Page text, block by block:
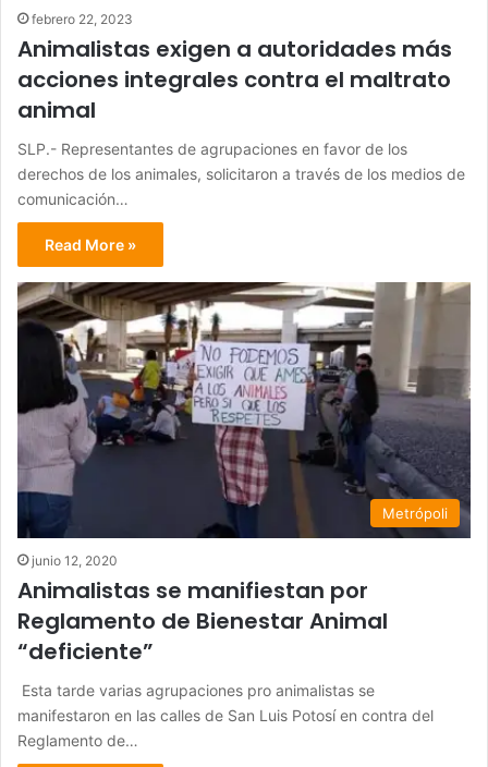
febrero 22, 2023
Animalistas exigen a autoridades más
acciones integrales contra el maltrato
animal
SLP.- Representantes de agrupaciones en favor de los
derechos de los animales, solicitaron a través de los medios de
comunicación…
Read More »
Metrópoli
junio 12, 2020
Animalistas se manifiestan por
Reglamento de Bienestar Animal
“deficiente”
Esta tarde varias agrupaciones pro animalistas se
manifestaron en las calles de San Luis Potosí en contra del
Reglamento de…